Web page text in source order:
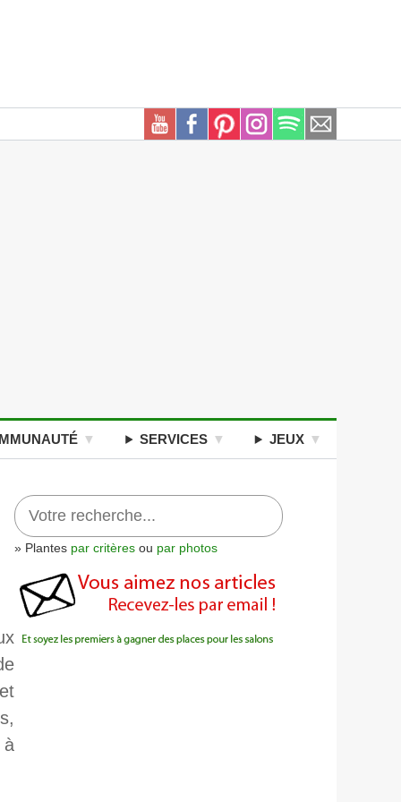
SERVICES JEUX
à
» Plantes par critères ou par photos